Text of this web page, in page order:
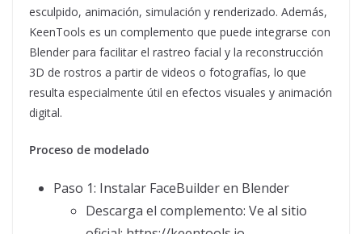
esculpido, animación, simulación y renderizado. Además,
KeenTools es un complemento que puede integrarse con
Blender para facilitar el rastreo facial y la reconstrucción
3D de rostros a partir de videos o fotografías, lo que
resulta especialmente útil en efectos visuales y animación
digital.
Proceso de modelado
Paso 1: Instalar FaceBuilder en Blender
Descarga el complemento: Ve al sitio